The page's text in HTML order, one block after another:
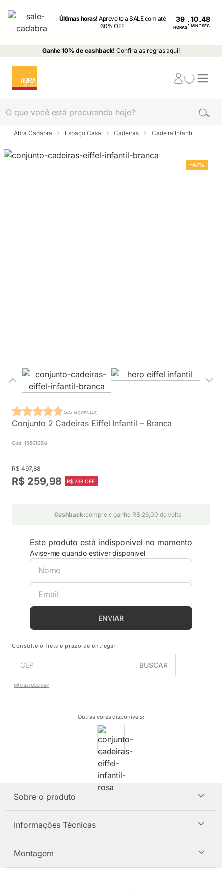
Últimas horas!Aproveite a SALE com até
60% OFF
39
HORAS: MIN : SEG
Ganhe 10% de cashback! Confira as regras aqui!
Abra Cadabra Espaço Casa Cadeiras Cadeira Infantil
-47%
Conjunto 2 Cadeiras Eiffel Infantil – Branca
Cod. 1560109ki
AVALIAÇÕES (42)
R$ 497,88
R$ 259,98 R$ 238 OFF
Cashback:compre e ganhe R$ 26,00 de volta
Este produto está indisponivel no momento
Avise-me quando estiver disponivel
ENVIAR
Consulte o frete e prazo de entrega:
BUSCAR
NÃO SEI MEU CEP
Outras cores disponíveis:
Sobre o produto
Informações Técnicas
Montagem